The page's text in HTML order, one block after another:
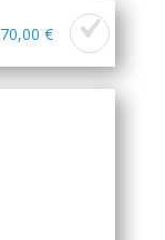
70,00 €